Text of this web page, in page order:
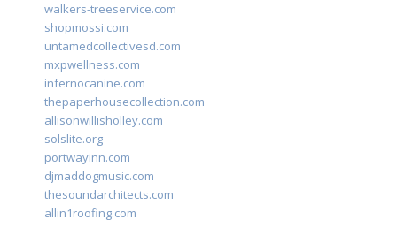
walkers-treeservice.com
shopmossi.com
untamedcollectivesd.com
mxpwellness.com
infernocanine.com
thepaperhousecollection.com
allisonwillisholley.com
solslite.org
portwayinn.com
djmaddogmusic.com
thesoundarchitects.com
allin1roofing.com